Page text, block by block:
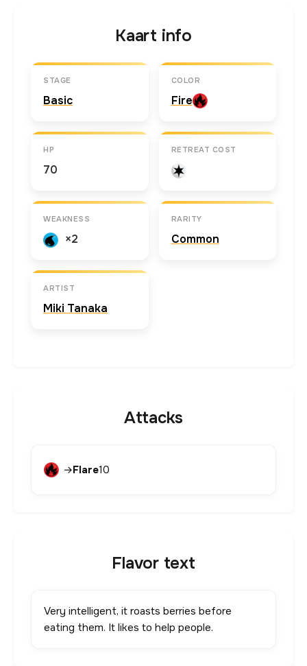
Kaart info
STAGE
Basic
COLOR
Fire
HP
70
RETREAT COST
WEAKNESS
×2
RARITY
Common
ARTIST
Miki Tanaka
Attacks
→Flare10
Flavor text
Very intelligent, it roasts berries before
eating them. It likes to help people.